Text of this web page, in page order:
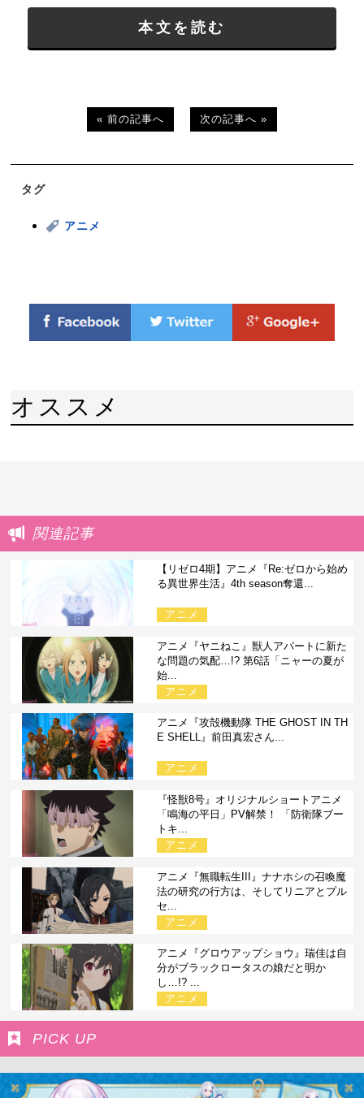
本文を読む
« 前の記事へ 次の記事へ »
タグ
アニメ
オススメ
関連記事
【リゼロ4期】アニメ『Re:ゼロから始め
る異世界生活』4th season奪還...
アニメ
アニメ『ヤニねこ』獣人アパートに新た
な問題の気配…!? 第6話「ニャーの夏が
始...
アニメ
アニメ『攻殻機動隊 THE GHOST IN TH
E SHELL』前田真宏さん...
アニメ
『怪獣8号』オリジナルショートアニメ
「鳴海の平日」PV解禁！ 「防衛隊ブー
トキ...
アニメ
アニメ『無職転生III』ナナホシの召喚魔
法の研究の行方は、そしてリニアとプル
セ...
アニメ
アニメ『グロウアップショウ』瑞佳は自
分がブラックロータスの娘だと明か
し…!? ...
アニメ
PICK UP